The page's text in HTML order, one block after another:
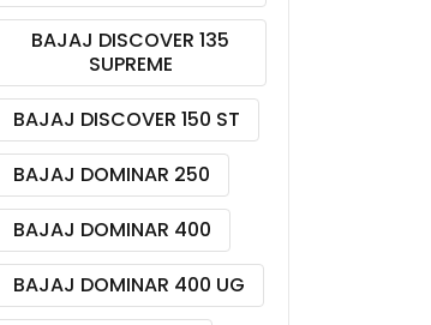
BAJAJ DISCOVER 135
SUPREME
BAJAJ DISCOVER 150 ST
BAJAJ DOMINAR 250
BAJAJ DOMINAR 400
BAJAJ DOMINAR 400 UG